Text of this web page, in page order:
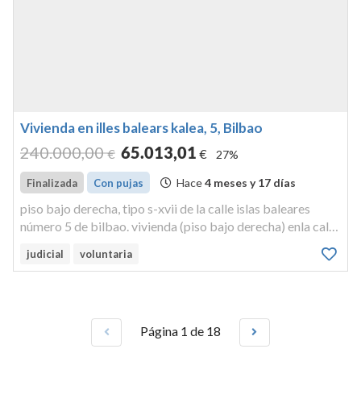
Vivienda en illes balears kalea, 5, Bilbao
240.000,00 € 65.013,01 € 27%
Finalizada Con pujas Hace4 meses y 17 días
piso bajo derecha, tipo s-xvii de la calle islas baleares
número 5 de bilbao. vivienda (piso bajo derecha) enla calle
judicial voluntaria
Página 1 de 18